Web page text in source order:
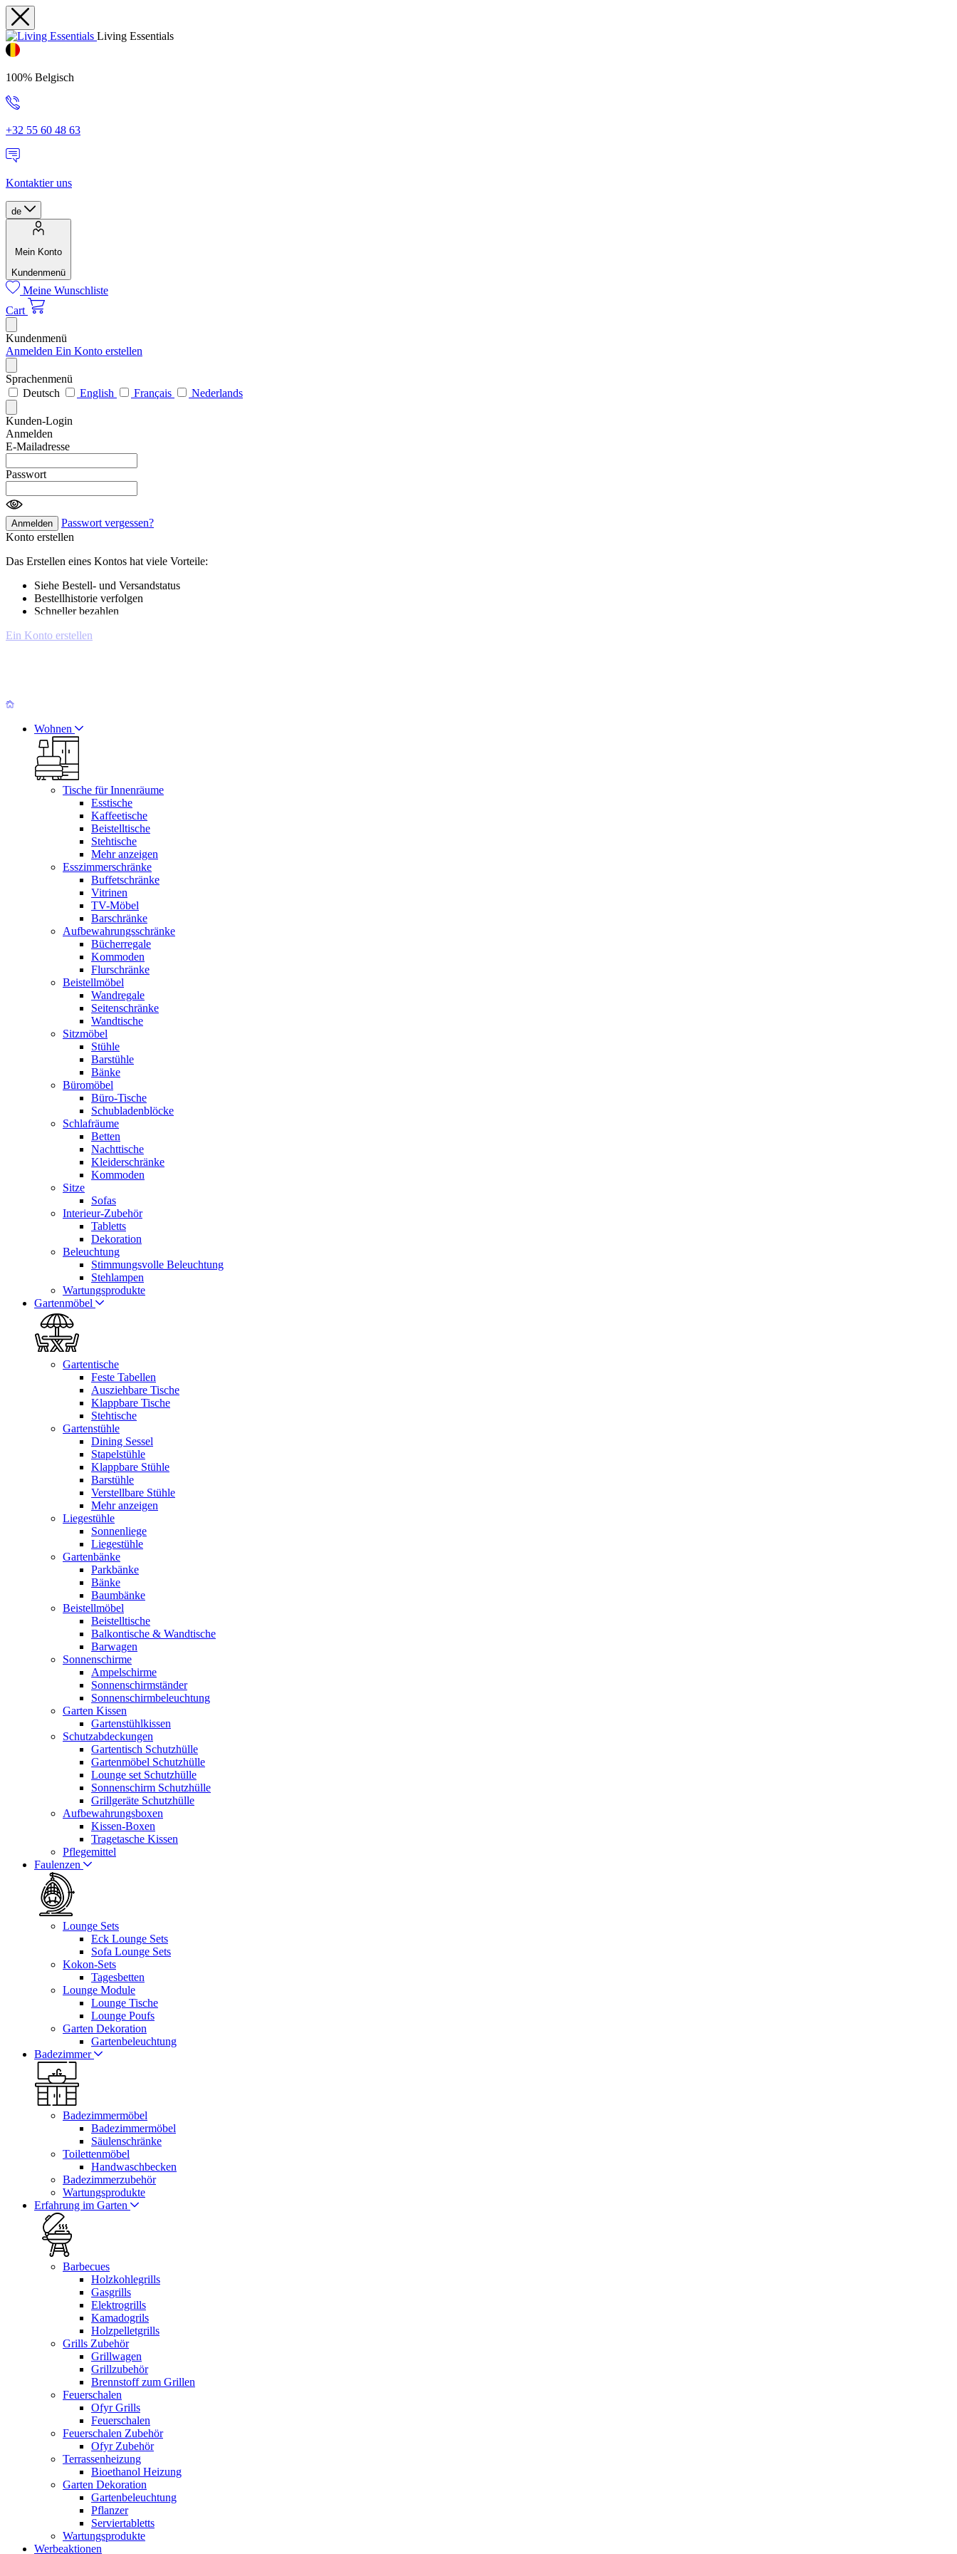
Living Essentials
100% Belgisch
+32 55 60 48 63
Kontaktier uns
de
Mein Konto
Kundenmenü
Meine Wunschliste
Cart
Kundenmenü
Anmelden Ein Konto erstellen
Sprachenmenü
Deutsch
English Français Nederlands
Kunden-Login
Anmelden
E-Mailadresse
Passwort
Anmelden
Passwort vergessen?
Konto erstellen
Das Erstellen eines Kontos hat viele Vorteile:
Siehe Bestell- und Versandstatus
Bestellhistorie verfolgen
Schneller bezahlen
Ein Konto erstellen
Wohnen
Tische für Innenräume
Esstische
Kaffeetische
Beistelltische
Stehtische
Mehr anzeigen
Esszimmerschränke
Buffetschränke
Vitrinen
TV-Möbel
Barschränke
Aufbewahrungsschränke
Bücherregale
Kommoden
Flurschränke
Beistellmöbel
Wandregale
Seitenschränke
Wandtische
Sitzmöbel
Stühle
Barstühle
Bänke
Büromöbel
Büro-Tische
Schubladenblöcke
Schlafräume
Betten
Nachttische
Kleiderschränke
Kommoden
Sitze
Sofas
Interieur-Zubehör
Tabletts
Dekoration
Beleuchtung
Stimmungsvolle Beleuchtung
Stehlampen
Wartungsprodukte
Gartenmöbel
Gartentische
Feste Tabellen
Ausziehbare Tische
Klappbare Tische
Stehtische
Gartenstühle
Dining Sessel
Stapelstühle
Klappbare Stühle
Barstühle
Verstellbare Stühle
Mehr anzeigen
Liegestühle
Sonnenliege
Liegestühle
Gartenbänke
Parkbänke
Bänke
Baumbänke
Beistellmöbel
Beistelltische
Balkontische & Wandtische
Barwagen
Sonnenschirme
Ampelschirme
Sonnenschirmständer
Sonnenschirmbeleuchtung
Garten Kissen
Gartenstühlkissen
Schutzabdeckungen
Gartentisch Schutzhülle
Gartenmöbel Schutzhülle
Lounge set Schutzhülle
Sonnenschirm Schutzhülle
Grillgeräte Schutzhülle
Aufbewahrungsboxen
Kissen-Boxen
Tragetasche Kissen
Pflegemittel
Faulenzen
Lounge Sets
Eck Lounge Sets
Sofa Lounge Sets
Kokon-Sets
Tagesbetten
Lounge Module
Lounge Tische
Lounge Poufs
Garten Dekoration
Gartenbeleuchtung
Badezimmer
Badezimmermöbel
Badezimmermöbel
Säulenschränke
Toilettenmöbel
Handwaschbecken
Badezimmerzubehör
Wartungsprodukte
Erfahrung im Garten
Barbecues
Holzkohlegrills
Gasgrills
Elektrogrills
Kamadogrils
Holzpelletgrills
Grills Zubehör
Grillwagen
Grillzubehör
Brennstoff zum Grillen
Feuerschalen
Ofyr Grills
Feuerschalen
Feuerschalen Zubehör
Ofyr Zubehör
Terrassenheizung
Bioethanol Heizung
Garten Dekoration
Gartenbeleuchtung
Pflanzer
Serviertabletts
Wartungsprodukte
Werbeaktionen